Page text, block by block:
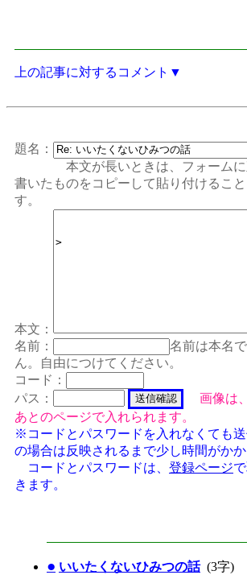
上の記事に対するコメント▼
題名：
本文が長いときは、フォームに直
書いたものをコピーして貼り付けるこ
す。
本文：
名前：
名前は本名
ん。自由につけてください。
コード：
パス：
画像は
あとのページで入れられます。
※コードとパスワードを入れなくても
の場合は反映されるまで少し時間がかか
コードとパスワードは、 登録ページ
きます。
● いいたくないひみつの話(3字)